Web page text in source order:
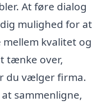
At føre dialog
mulighed for at
kvalitet og
tænke over,
du vælger firma.
sammenligne,